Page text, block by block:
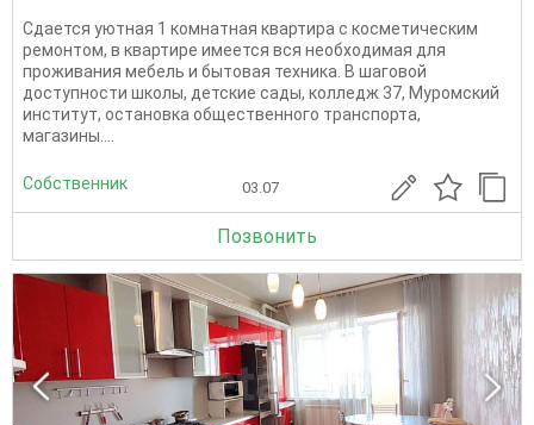
Сдается уютная 1 комнатная квартира с косметическим
ремонтом, в квартире имеется вся необходимая для
проживания мебель и бытовая техника. В шаговой
доступности школы, детские сады, колледж 37, Муромский
институт, остановка общественного транспорта,
магазины....
Собственник 03.07
Позвонить